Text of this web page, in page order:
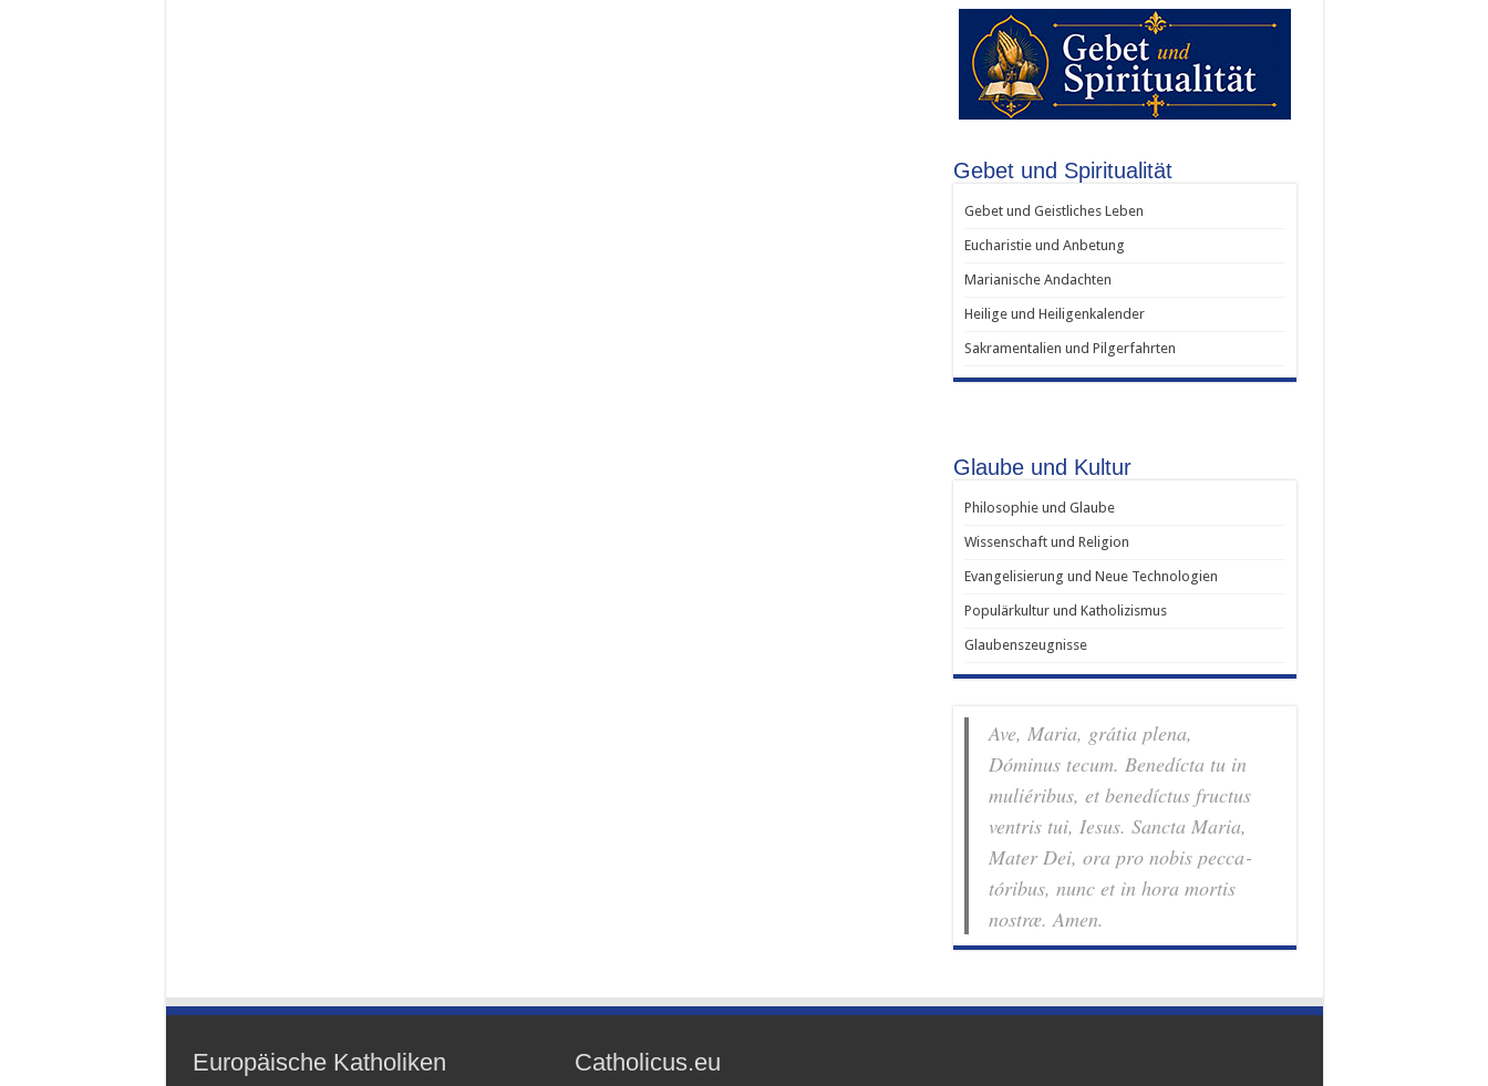
Gebet und Spiritualität
Gebet und Geistliches Leben
Eucharistie und Anbetung
Marianische Andachten
Heilige und Heiligenkalender
Sakramentalien und Pilgerfahrten
Glaube und Kultur
Philosophie und Glaube
Wissenschaft und Religion
Evangelisierung und Neue Technologien
Populärkultur und Katholizismus
Glaubenszeugnisse
Ave, Maria, grátia plena,
Dóminus tecum. Benedícta tu in
muliéribus, et benedíctus fructus
ventris tui, Iesus. Sancta Maria,
Mater Dei, ora pro nobis pec­ca­
tóribus, nunc et in hora mortis
nostræ. Amen.
Europäische Katholiken Catholicus.eu